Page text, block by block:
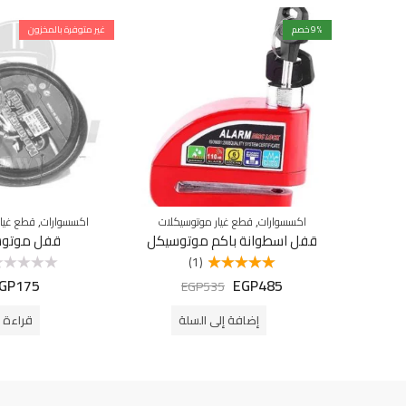
9% خصم
اكسسوارات,قطع غيار موتوسيكلات
قفل اسطوانة باكم موتوسيكل
5.00من 5
(1)
EGP485
EGP535
إضافة إلى السلة
غير متوفرة بالمخزون
اكسسوارات,قطع
قفل
التقييم175
قراءة